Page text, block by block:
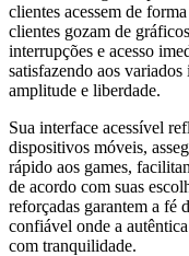
clientes acessem de
clientes gozam de
interrupções e acesso
satisfazendo aos variados
amplitude e liberdade.
Sua interface acessível
dispositivos móveis,
rápido aos games,
de acordo com suas
reforçadas garantem a fé
confiável onde a
com tranquilidade.